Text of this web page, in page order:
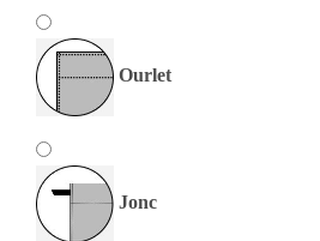
Ourlet
Jonc